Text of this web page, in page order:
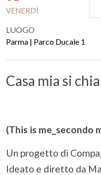
VENERDÌ
LUOGO
Parma | Parco Ducale 1
Casa mia si
(This is me_secondo
Un progetto di
Ideato e diretto da